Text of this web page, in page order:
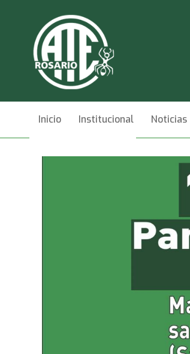
Inicio Institucional Noticias
Videos Contacto